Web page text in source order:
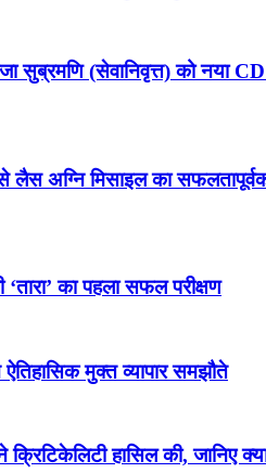
सुब्रमणि (सेवानिवृत्त) को नया
अग्नि मिसाइल का
‘तारा’ का पहला सफल परीक्षण
मुक्त व्यापार समझौते
हासिल की, जानिए